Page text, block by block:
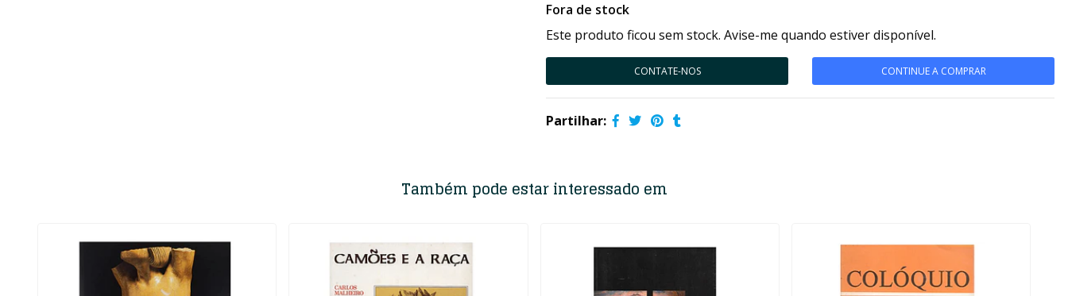
Fora de stock
Este produto ficou sem stock. Avise-me quando estiver disponível.
CONTATE-NOS CONTINUE A COMPRAR
Partilhar:
Também pode estar interessado em